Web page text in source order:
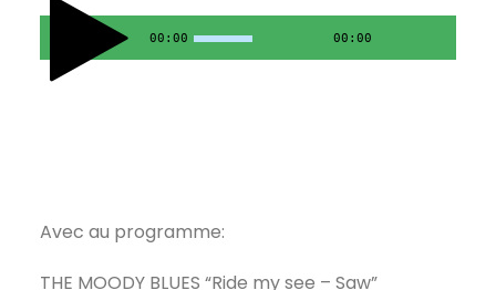
00:00 00:00
Avec au programme:
THE MOODY BLUES “Ride my see – Saw”